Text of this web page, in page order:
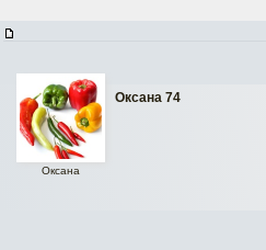
Оксана 74
Оксана